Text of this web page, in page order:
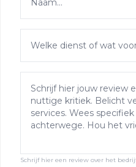
Schrijf hier een review over het